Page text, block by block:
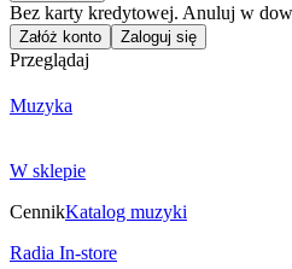
Bez karty kredytowej. Anuluj w
Załóż konto Zaloguj się
Przeglądaj
Muzyka
W sklepie
CennikKatalog muzyki
Radia In-store